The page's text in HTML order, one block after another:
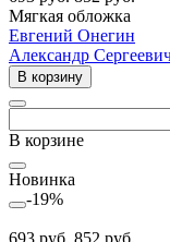
Мягкая обложка
Евгений Онегин
Александр
В корзину
В корзине
Новинка
-19%
693 руб. 852 руб.